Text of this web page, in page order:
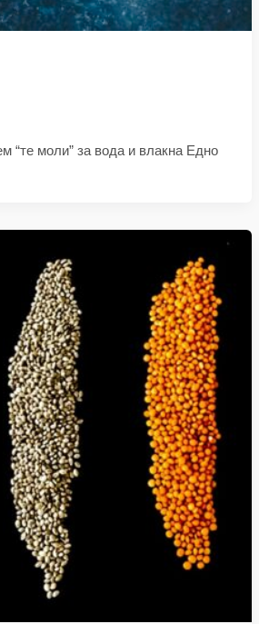
“те моли” за вода и влакна Едно